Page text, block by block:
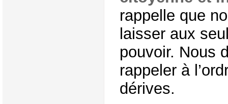
rappelle que
laisser aux
pouvoir. Nous
rappeler à
dérives.